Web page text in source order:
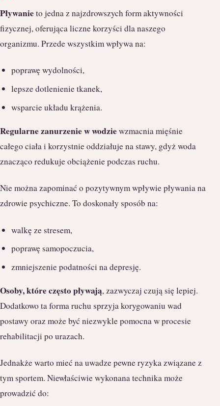
Pływanieto jedna z najzdrowszych form aktywności
fizycznej, oferująca liczne korzyści dla naszego
organizmu. Przede wszystkim wpływa na:
poprawę wydolności,
lepsze dotlenienie tkanek,
wsparcie układu krążenia.
Regularne zanurzenie w wodziewzmacnia mięśnie
całego ciała i korzystnie oddziałuje na stawy, gdyż woda
znacząco redukuje obciążenie podczas ruchu.
Nie można zapominać o pozytywnym wpływie pływania na
zdrowie psychiczne. To doskonały sposób na:
walkę ze stresem,
poprawę samopoczucia,
zmniejszenie podatności na depresję.
Osoby, które często pływają, zazwyczaj czują się lepiej.
Dodatkowo ta forma ruchu sprzyja korygowaniu wad
postawy oraz może być niezwykle pomocna w procesie
rehabilitacji po urazach.
Jednakże warto mieć na uwadze pewne ryzyka związane z
tym sportem. Niewłaściwie wykonana technika może
prowadzić do: